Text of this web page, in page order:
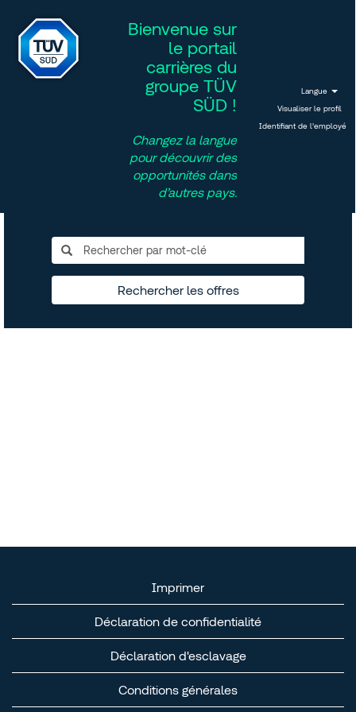
Bienvenue sur
le portail
carrières du
groupe TÜV
SÜD !
Changez la langue
pour découvrir des
opportunités dans
d’autres pays.
Langue
Visualiser le profil
Identifiant de l’employé
Rechercher les offres
Imprimer
Déclaration de confidentialité
Déclaration d'esclavage
Conditions générales